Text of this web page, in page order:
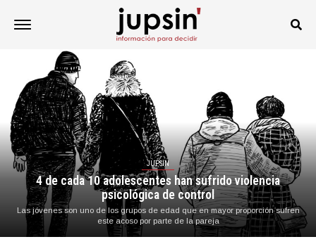
JUPSIN
4 de cada 10 adolescentes han sufrido violencia
psicológica de control
Las jóvenes son uno de los grupos de edad que en mayor proporción sufren
este acoso por parte de la pareja